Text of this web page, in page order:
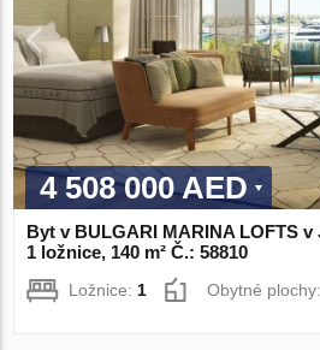
4 508 000 AED
Byt v BULGARI MARINA LOFTS
1 ložnice, 140 m² Č.: 58810
Ložnice:1 Obytné